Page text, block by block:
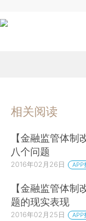
相关阅读
【金融监管体
八个问题
2016年02月26日 APP
【金融监管体
题的现实表现
2016年02月25日 APP